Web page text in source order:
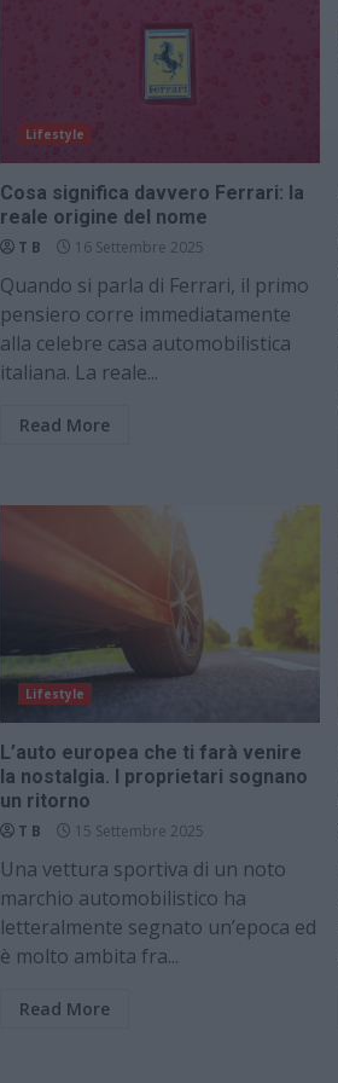
Lifestyle
Cosa significa davvero Ferrari: la
reale origine del nome
T B 16 Settembre 2025
Quando si parla di Ferrari, il primo
pensiero corre immediatamente
alla celebre casa automobilistica
italiana. La reale...
Read More
Lifestyle
L’auto europea che ti farà venire
la nostalgia. I proprietari sognano
un ritorno
T B 15 Settembre 2025
Una vettura sportiva di un noto
marchio automobilistico ha
letteralmente segnato un’epoca ed
è molto ambita fra...
Read More